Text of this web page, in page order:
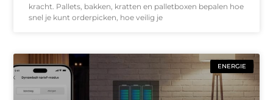
kracht. Pallets, bakken, kratten en palletboxen bepalen hoe
snel je kunt orderpicken, hoe veilig je
ENERGIE